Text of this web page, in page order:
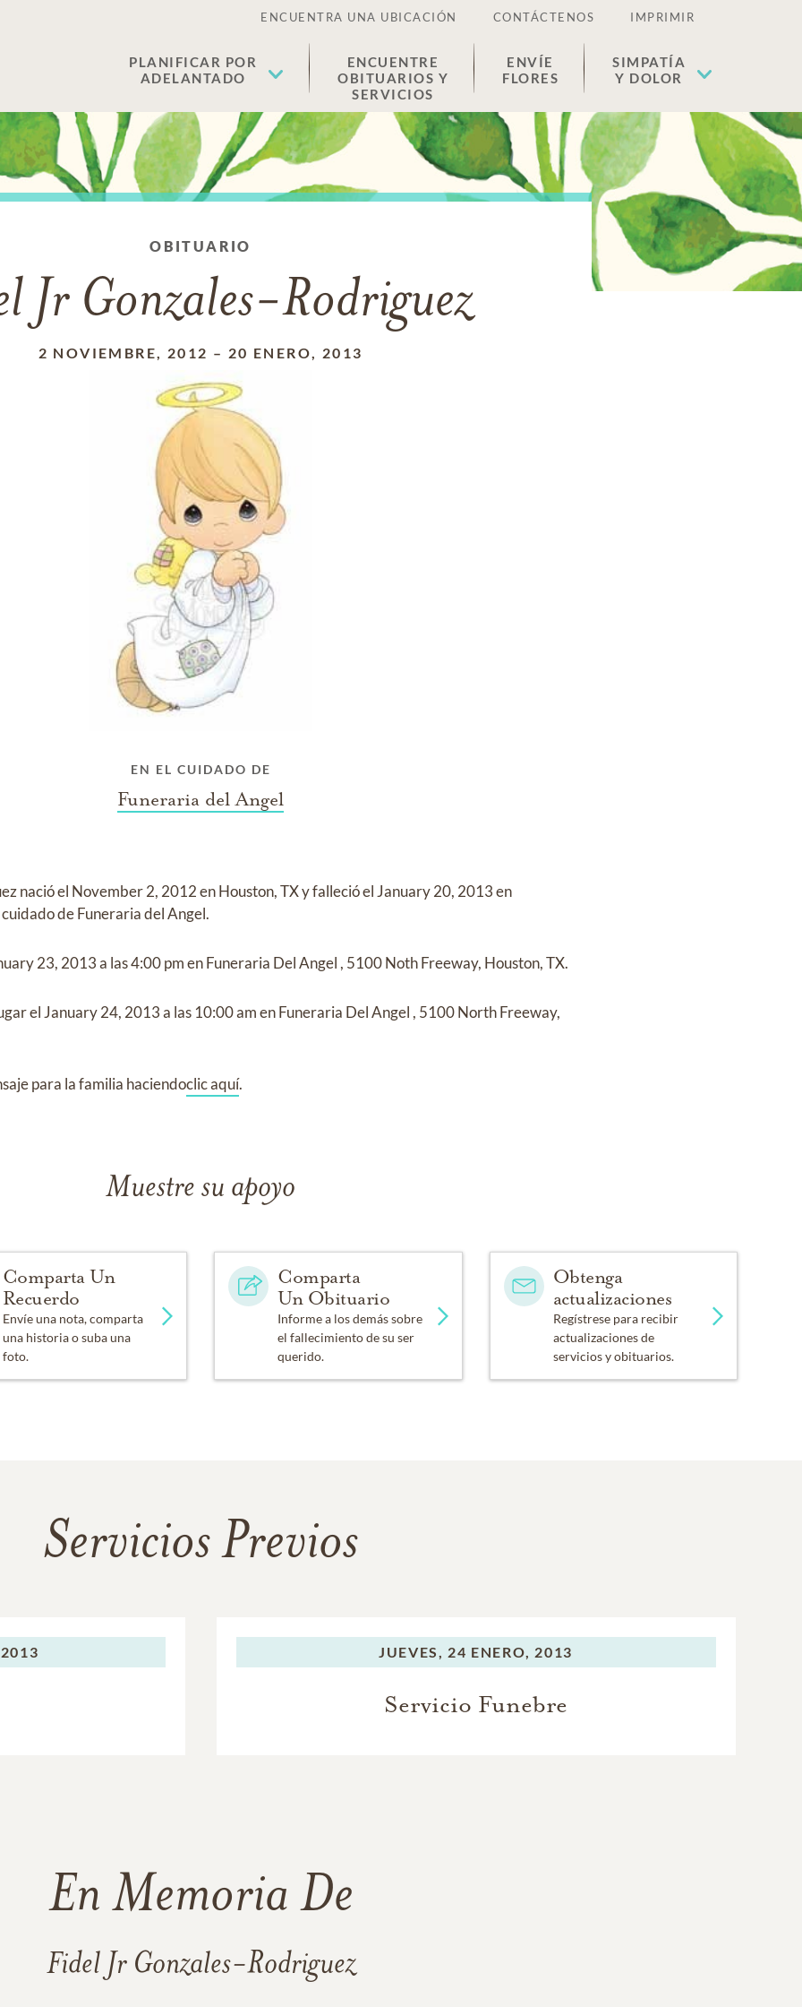
ENCUENTRA UNA UBICACIÓN CONTÁCTENOS IMPRIMIR
PLANIFICAR POR
ADELANTADO
ENCUENTRE
OBITUARIOS Y
SERVICIOS
ENVÍE
FLORES
SIMPATÍA
Y DOLOR
OBITUARIO
Jr Gonzales-Rodriguez
2 NOVIEMBRE, 2012 – 20 ENERO, 2013
EN EL CUIDADO DE
Funeraria del Angel
nació el November 2, 2012 en Houston, TXyfalleció elJanuary 20, 2013 en
deFuneraria del Angel.
23, 2013a las4:00 pmenFuneraria Del Angel , 5100 Noth Freeway, Houston, TX.
elJanuary 24, 2013a las 10:00 amenFuneraria Del Angel , 5100 North Freeway,
para la familia haciendoclic aquí.
Muestre su apoyo
Comparta Un
Recuerdo
Envíe una nota, comparta
una historia o suba una
foto.
Comparta
Un Obituario
Informe a los demás sobre
el fallecimiento de su ser
querido.
Obtenga
actualizaciones
Regístrese para recibir
actualizaciones de
servicios y obituarios.
Servicios Previos
JUEVES, 24 ENERO, 2013
Servicio Funebre
En Memoria De
Fidel Jr Gonzales-Rodriguez